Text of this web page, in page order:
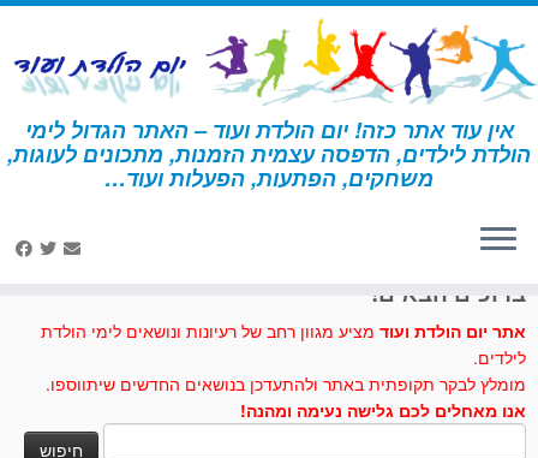
דלג
לתוכן
אין עוד אתר כזה! יום הולדת ועוד – האתר הגדול לימי
הולדת לילדים, הדפסה עצמית הזמנות, מתכונים לעוגות,
משחקים, הפתעות, הפעלות ועוד… דף הבית » ציור
ברוכים הבאים!
אתר יום הולדת ועוד מציע מגוון רחב של רעיונות ונושאים לימי הולדת
לילדים.
מומלץ לבקר תקופתית באתר ולהתעדכן בנושאים החדשים שיתווספו.
אנו מאחלים לכם גלישה נעימה ומהנה!